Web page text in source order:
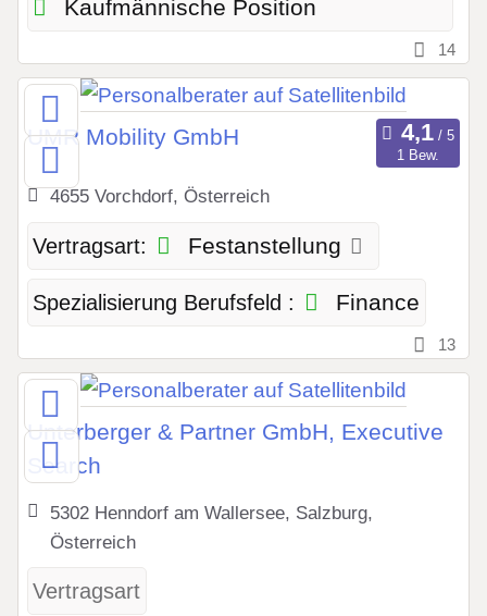
Kaufmännische Position
14
UMR Mobility GmbH
1 Bew.
4655 Vorchdorf, Österreich
Vertragsart: Festanstellung
Spezialisierung Berufsfeld : Finance
13
Unterberger & Partner GmbH, Executive
Search
5302 Henndorf am Wallersee, Salzburg,
Österreich
Vertragsart